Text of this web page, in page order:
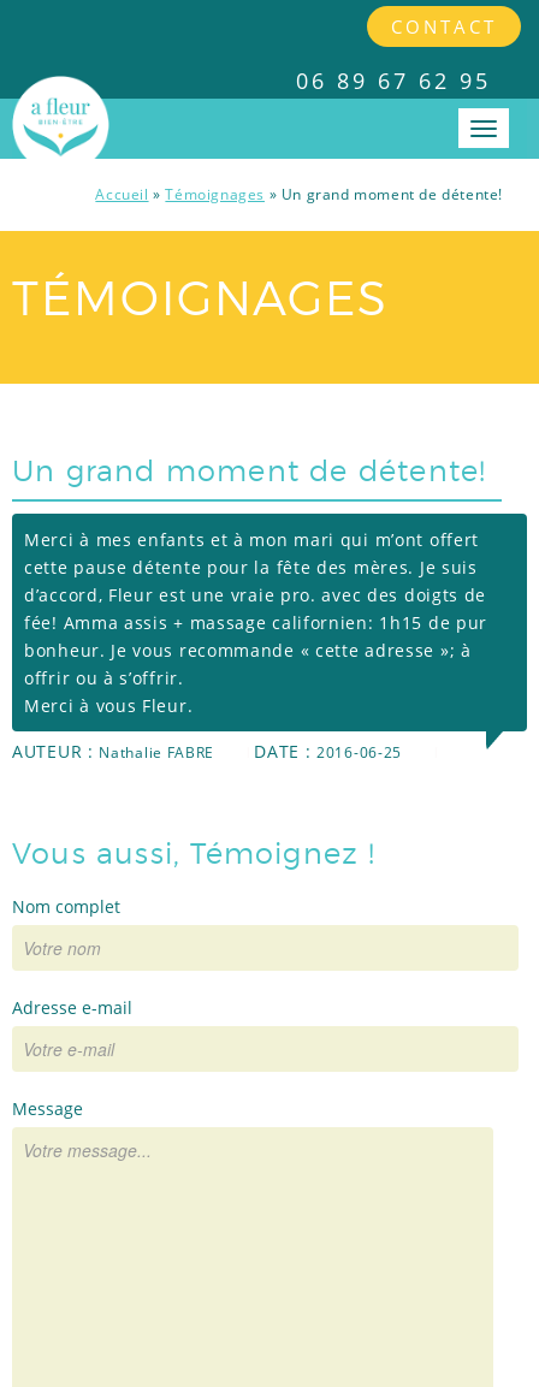
CONTACT
06 89 67 62 95
PRESTATIONS
INTERVENTIONS EN ENTREPRISES
A PROPOS
RÉFÉRENCES
Accueil »Témoignages » Un grand moment de détente!
TÉMOIGNAGES
Un grand moment de détente!
Merci à mes enfants et à mon mari qui m’ont offert
cette pause détente pour la fête des mères. Je suis
d’accord, Fleur est une vraie pro. avec des doigts de
fée! Amma assis + massage californien: 1h15 de pur
bonheur. Je vous recommande « cette adresse »; à
offrir ou à s’offrir.
Merci à vous Fleur.
AUTEUR : Nathalie FABRE DATE :2016-06-25
Vous aussi, Témoignez !
Nom complet
Adresse e-mail
Message